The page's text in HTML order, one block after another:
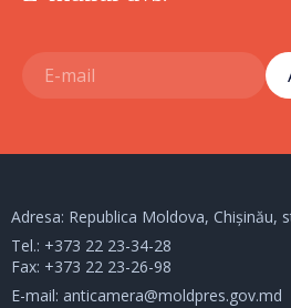
Adresa: Republica Moldova, Chișinău,
Tel.: +373 22 23-34-28
Fax: +373 22 23-26-98
E-mail: anticamera@moldpres.gov.md